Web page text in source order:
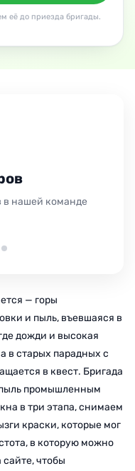
её до приезда бригады.
и праздников
— горы
и пыль, въевшаяся в
дожди и высокая
в старых парадных с
в квест. Бригада
промышленным
в три этапа, снимаем
краски, которые мог
в которую можно
сайте, чтобы